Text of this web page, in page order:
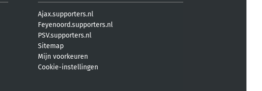
Ajax.supporters.nl
Feyenoord.supporters.nl
PSV.supporters.nl
Sitemap
Mijn voorkeuren
Cookie-instellingen